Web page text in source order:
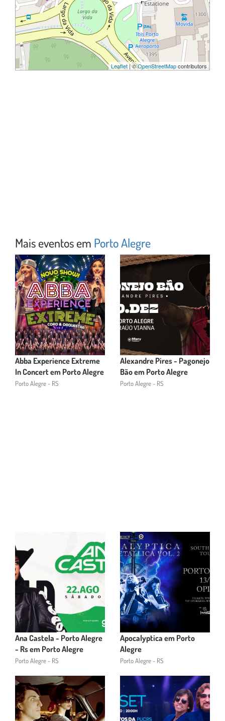
Leaflet| ©OpenStreetMapcontributors
Mais eventos em Porto Alegre
Abba Experience Extreme
In Concert em Porto Alegre
Porto Alegre - RS
Alexandre Pires - Pagonejo
Bão em Porto Alegre
Porto Alegre - RS
Ana Castela - Porto Alegre
- Rs em Porto Alegre
Porto Alegre - RS
Apocalyptica em Porto
Alegre
Porto Alegre - RS